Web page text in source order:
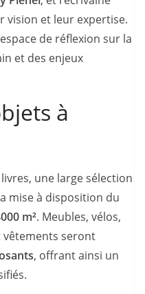
vision et leur expertise.
de réflexion sur la
et des enjeux
à
une large sélection
mise à disposition du
m². Meubles, vélos,
seront
, offrant ainsi un